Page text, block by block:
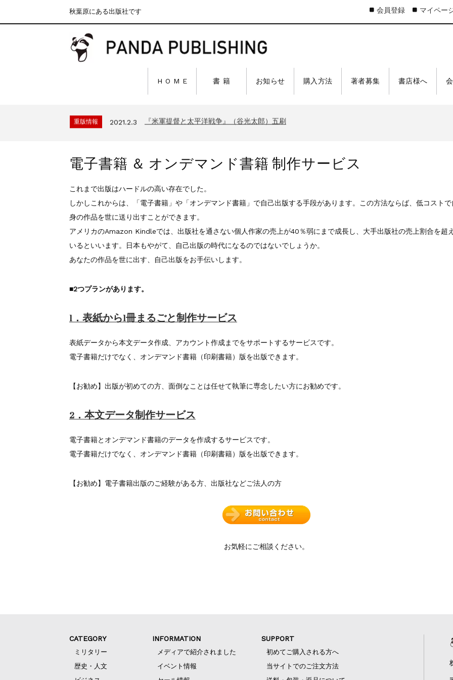
秋葉原にある出版社です
H O M E 書 籍 お知らせ 購入方法 著者募集 書店様へ
会員登録 マイペー
『F-2超入門』（関 賢太郎）三刷
『〈決定版〉ソ連・ロシア 戦車王国の系譜』（古是三春）六刷
重版情報 2020.12.18 『「砲兵」から見た世界大戦』（古峰文三）八刷
重版情報 2021.3.25 『〈決定版〉ソ連・ロシア 戦車王国の系譜』（古是三春）六刷
重版情報 2020.12.18 『「砲兵」から見た世界大戦』（古峰文三）八刷
重版情報 2020.12.18 『日本陸海軍はなぜロジスティクスを軽視したのか』（谷光太郎）五刷
重版情報 2020.12.18 『F-2超入門』（関 賢太郎）三刷
電子書籍 ＆ オンデマンド書籍 制作サービス
これまで出版はハードルの高い存在でした。
しかしこれからは、「電子書籍」や「オンデマンド書籍」で自己出版する手段があります。この方法ならば、低コストで
身の作品を世に送り出すことができます。
アメリカのAmazon Kindleでは、出版社を通さない個人作家の売上が40％弱にまで成長し、大手出版社の売上割合を超
いるといいます。日本もやがて、自己出版の時代になるのではないでしょうか。
あなたの作品を世に出す、自己出版をお手伝いします。
■2つプランがあります。
1．表紙から1冊まるごと制作サービス
表紙データから本文データ作成、アカウント作成までをサポートするサービスです。
電子書籍だけでなく、オンデマンド書籍（印刷書籍）版を出版できます。
【お勧め】出版が初めての方、面倒なことは任せて執筆に専念したい方にお勧めです。
2．本文データ制作サービス
電子書籍とオンデマンド書籍のデータを作成するサービスです。
電子書籍だけでなく、オンデマンド書籍（印刷書籍）版を出版できます。
【お勧め】電子書籍出版のご経験がある方、出版社などご法人の方
お気軽にご相談ください。
CATEGORY
ミリタリー
歴史・人文
INFORMATION
メディアで紹介されました
イベント情報
SUPPORT
初めてご購入される方へ
当サイトでのご注文方法